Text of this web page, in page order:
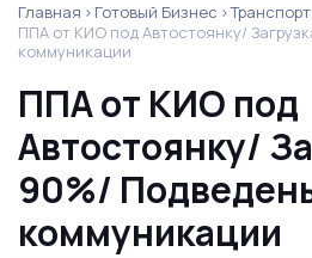
Главная Готовый Бизнес
ППА от КИО под Автостоянку/
коммуникации
ППА от КИО под
Автостоянку/
90%/
коммуникации